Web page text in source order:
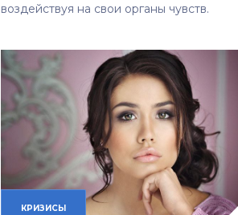
воздействуя на свои органы чувств.
КРИЗИСЫ